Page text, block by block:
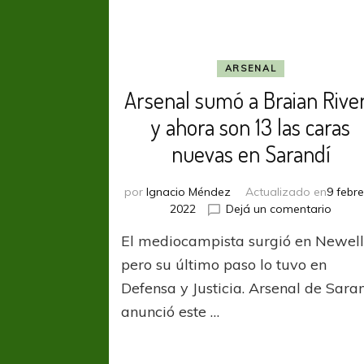
ARSENAL
Arsenal sumó a Braian
y ahora son 13 las caras
nuevas en Sarandí
por Ignacio Méndez Actualizado en9
2022
Dejá un comentario
sumó
Rivero
El mediocampista surgió en
pero su último paso lo tuvo en
Defensa y Justicia. Arsenal de
anunció este …